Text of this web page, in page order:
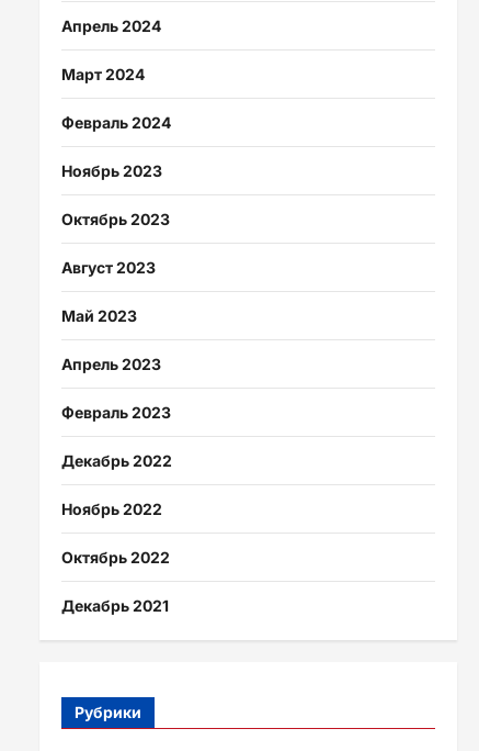
Апрель 2024
Март 2024
Февраль 2024
Ноябрь 2023
Октябрь 2023
Август 2023
Май 2023
Апрель 2023
Февраль 2023
Декабрь 2022
Ноябрь 2022
Октябрь 2022
Декабрь 2021
Рубрики